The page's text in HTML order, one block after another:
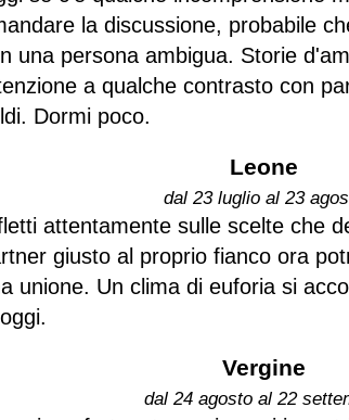
la discussione, probabile
una persona ambigua. Storie
a qualche contrasto con
Dormi poco.
Leone
dal 23 luglio al 23
attentamente sulle scelte che
giusto al proprio fianco ora
unione. Un clima di euforia si
Vergine
dal 24 agosto al 22